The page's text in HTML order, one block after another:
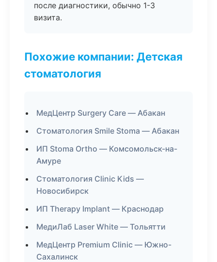
после диагностики, обычно 1-3
визита.
Похожие компании: Детская
стоматология
МедЦентр Surgery Care — Абакан
Стоматология Smile Stoma — Абакан
ИП Stoma Ortho — Комсомольск-на-
Амуре
Стоматология Clinic Kids —
Новосибирск
ИП Therapy Implant — Краснодар
МедиЛаб Laser White — Тольятти
МедЦентр Premium Clinic — Южно-
Сахалинск